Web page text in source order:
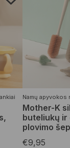
Namų apyvokos
Mother-K
buteliukų ir
plovimo
€9,95